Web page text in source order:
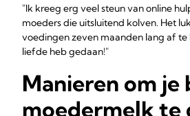
"Ik kreeg erg veel steun van online
moeders die uitsluitend kolven. Het
voedingen zeven maanden lang af
liefde heb gedaan!"
Manieren om je
moedermelk te